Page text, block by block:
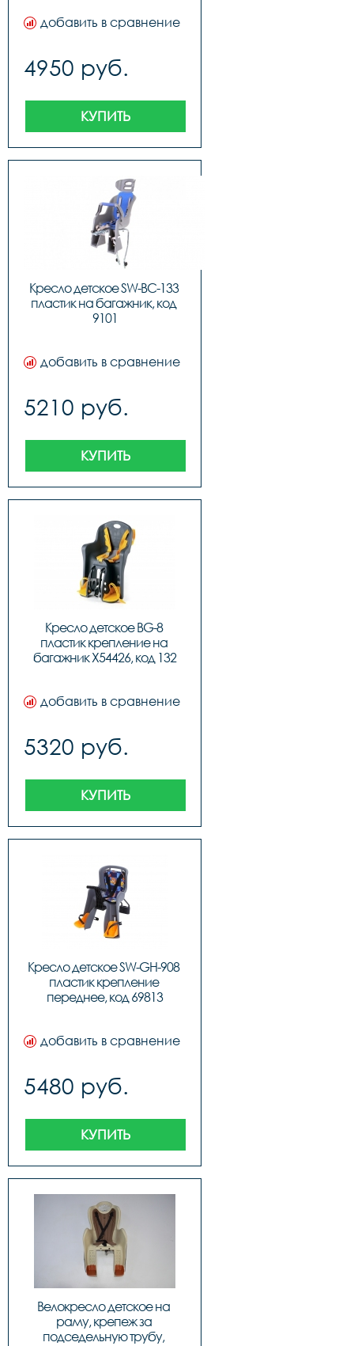
добавить в сравнение
4950 руб.
КУПИТЬ
Кресло детское SW-BC-133
пластик на багажник, код
9101
добавить в сравнение
5210 руб.
КУПИТЬ
Кресло детское BG-8
пластик крепление на
багажник X54426, код 132
добавить в сравнение
5320 руб.
КУПИТЬ
Кресло детское SW-GH-908
пластик крепление
переднее, код 69813
добавить в сравнение
5480 руб.
КУПИТЬ
Велокресло детское на
раму, крепеж за
подседельную трубу,